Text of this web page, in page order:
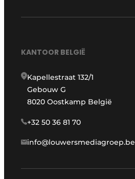
KANTOOR BELGIË
Kapellestraat 132/1
Gebouw G
8020 Oostkamp België
+32 50 36 81 70
info@louwersmediagroep.be